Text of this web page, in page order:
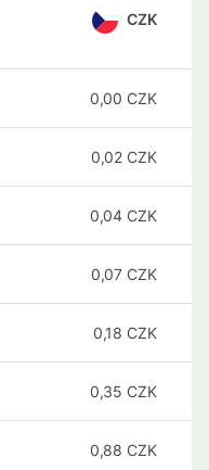
CZK
0,00 CZK
0,02 CZK
0,04 CZK
0,07 CZK
0,18 CZK
0,35 CZK
0,88 CZK